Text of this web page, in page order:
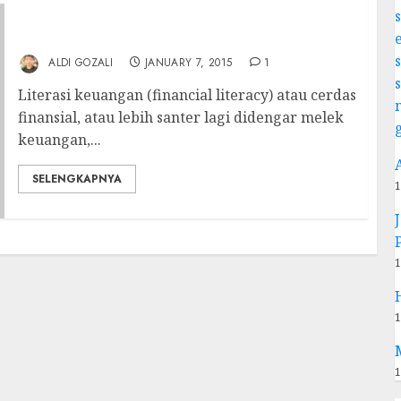
ALDI GOZALI JANUARY 7, 2015 1
Literasi keuangan (financial literacy) atau cerdas
finansial, atau lebih santer lagi didengar melek
keuangan,...
SELENGKAPNYA